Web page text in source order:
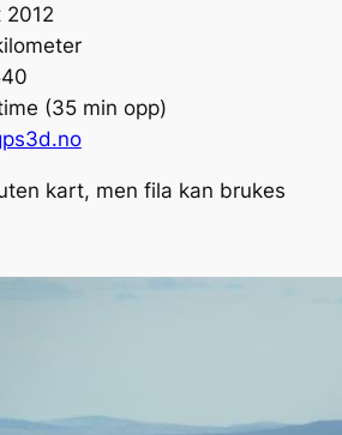
2012
(35 min opp)
kart, men fila kan brukes